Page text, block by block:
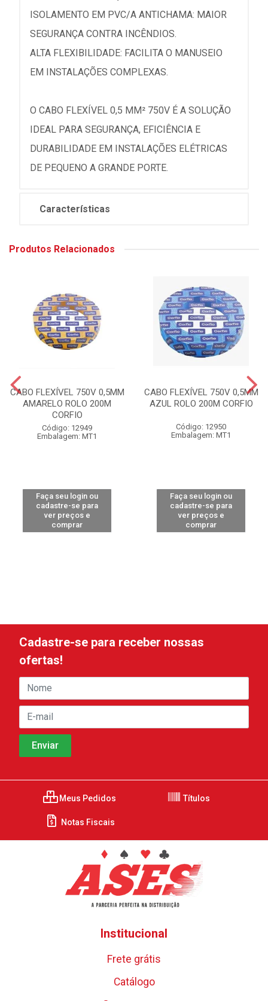
ISOLAMENTO EM PVC/A ANTICHAMA: MAIOR
SEGURANÇA CONTRA INCÊNDIOS.
ALTA FLEXIBILIDADE: FACILITA O MANUSEIO
EM INSTALAÇÕES COMPLEXAS.
O CABO FLEXÍVEL 0,5 MM² 750V É A SOLUÇÃO
IDEAL PARA SEGURANÇA, EFICIÊNCIA E
DURABILIDADE EM INSTALAÇÕES ELÉTRICAS
DE PEQUENO A GRANDE PORTE.
Características
Produtos Relacionados
CABO FLEXÍVEL 750V 0,5MM
AMARELO ROLO 200M
CORFIO
Código: 12949
Embalagem: MT1
Faça seu login ou
cadastre-se para
ver preços e
comprar
CABO FLEXÍVEL 750V 0,5MM
AZUL ROLO 200M CORFIO
Código: 12950
Embalagem: MT1
Faça seu login ou
cadastre-se para
ver preços e
comprar
Cadastre-se para receber nossas
ofertas!
Meus Pedidos Títulos
Notas Fiscais
Institucional
Frete grátis
Catálogo